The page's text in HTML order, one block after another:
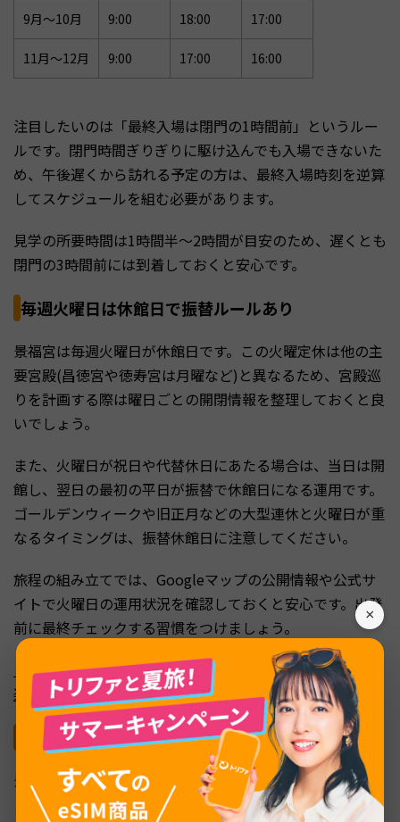
×
9月〜10月 9:00 18:00 17:00
11月〜12月 9:00 17:00 16:00
注目したいのは「最終入場は閉門の1時間前」というルー
ルです。閉門時間ぎりぎりに駆け込んでも入場できないた
め、午後遅くから訪れる予定の方は、最終入場時刻を逆算
してスケジュールを組む必要があります。
見学の所要時間は1時間半〜2時間が目安のため、遅くとも
閉門の3時間前には到着しておくと安心です。
毎週火曜日は休館日で振替ルールあり
景福宮は毎週火曜日が休館日です。この火曜定休は他の主
要宮殿(昌徳宮や徳寿宮は月曜など)と異なるため、宮殿巡
りを計画する際は曜日ごとの開閉情報を整理しておくと良
いでしょう。
また、火曜日が祝日や代替休日にあたる場合は、当日は開
館し、翌日の最初の平日が振替で休館日になる運用です。
ゴールデンウィークや旧正月などの大型連休と火曜日が重
なるタイミングは、振替休館日に注意してください。
旅程の組み立てでは、Googleマップの公開情報や公式サ
イトで火曜日の運用状況を確認しておくと安心です。出発
前に最終チェックする習慣をつけましょう。
【2026年最新版】韓国一人旅完全ガイド！女性も安心な
楽しみ方・費用・おすすめスポットを徹底解説
雨天・猛暑・厳寒時は儀式が縮小される
景福宮では1日を通じて守門将交代式や光化門守衛儀式な
どの伝統公演が行われており、天候や気温によって縮小・